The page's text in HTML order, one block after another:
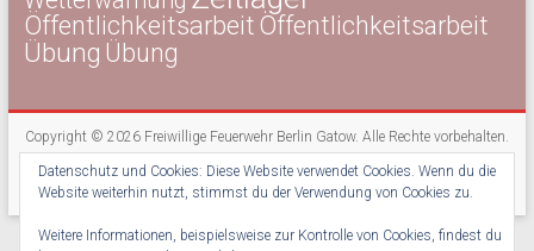
Öffentlichkeitsarbeit Öffentlichkeitsarbeit
Übung Übung
Copyright © 2026 Freiwillige Feuerwehr Berlin Gatow. Alle Rechte vorbehalten.
Kontakt
Impressum Datenschutz Newsletter
Datenschutz und Cookies: Diese Website verwendet Cookies. Wenn du die
Website weiterhin nutzt, stimmst du der Verwendung von Cookies zu.
Weitere Informationen, beispielsweise zur Kontrolle von Cookies, findest du